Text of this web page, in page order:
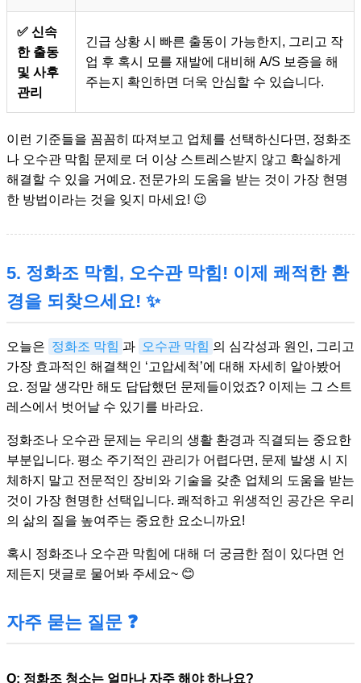
✅ 신속
한 출동
및 사후
관리
긴급 상황 시 빠른 출동이 가능한지, 그리고 작
업 후 혹시 모를 재발에 대비해 A/S 보증을 해
주는지 확인하면 더욱 안심할 수 있습니다.
이런 기준들을 꼼꼼히 따져보고 업체를 선택하신다면, 정화조
나 오수관 막힘 문제로 더 이상 스트레스받지 않고 확실하게
해결할 수 있을 거예요. 전문가의 도움을 받는 것이 가장 현명
한 방법이라는 것을 잊지 마세요! 😉
5. 정화조 막힘, 오수관 막힘! 이제 쾌적한 환
경을 되찾으세요! ✨
오늘은 정화조 막힘 과 오수관 막힘 의 심각성과 원인, 그리고
가장 효과적인 해결책인 ‘고압세척’에 대해 자세히 알아봤어
요. 정말 생각만 해도 답답했던 문제들이었죠? 이제는 그 스트
레스에서 벗어날 수 있기를 바라요.
정화조나 오수관 문제는 우리의 생활 환경과 직결되는 중요한
부분입니다. 평소 주기적인 관리가 어렵다면, 문제 발생 시 지
체하지 말고 전문적인 장비와 기술을 갖춘 업체의 도움을 받는
것이 가장 현명한 선택입니다. 쾌적하고 위생적인 공간은 우리
의 삶의 질을 높여주는 중요한 요소니까요!
혹시 정화조나 오수관 막힘에 대해 더 궁금한 점이 있다면 언
제든지 댓글로 물어봐 주세요~ 😊
자주 묻는 질문 ❓
Q: 정화조 청소는 얼마나 자주 해야 하나요?